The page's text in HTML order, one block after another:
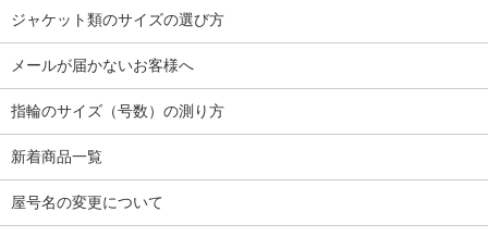
ジャケット類のサイズの選び方
メールが届かないお客様へ
指輪のサイズ（号数）の測り方
新着商品一覧
屋号名の変更について